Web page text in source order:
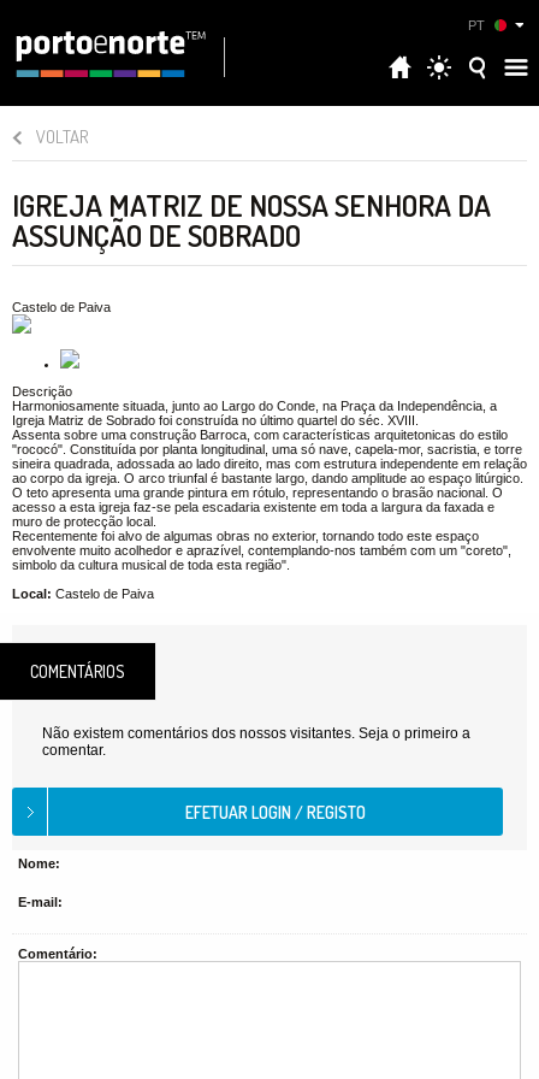
PT
VOLTAR
IGREJA MATRIZ DE NOSSA SENHORA DA
ASSUNÇÃO DE SOBRADO
Castelo de Paiva
Descrição
Harmoniosamente situada, junto ao Largo do Conde, na Praça da Independência, a
Igreja Matriz de Sobrado foi construída no último quartel do séc. XVIII.
Assenta sobre uma construção Barroca, com características arquitetonicas do estilo
"rococó". Constituída por planta longitudinal, uma só nave, capela-mor, sacristia, e torre
sineira quadrada, adossada ao lado direito, mas com estrutura independente em relação
ao corpo da igreja. O arco triunfal é bastante largo, dando amplitude ao espaço litúrgico.
O teto apresenta uma grande pintura em rótulo, representando o brasão nacional. O
acesso a esta igreja faz-se pela escadaria existente em toda a largura da faxada e
muro de protecção local.
Recentemente foi alvo de algumas obras no exterior, tornando todo este espaço
envolvente muito acolhedor e aprazível, contemplando-nos também com um "coreto",
simbolo da cultura musical de toda esta região".
Local: Castelo de Paiva
COMENTÁRIOS
Não existem comentários dos nossos visitantes. Seja o primeiro a
comentar.
Nome:
E-mail:
Comentário: